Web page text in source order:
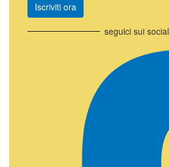
Iscriviti ora
seguici sui social